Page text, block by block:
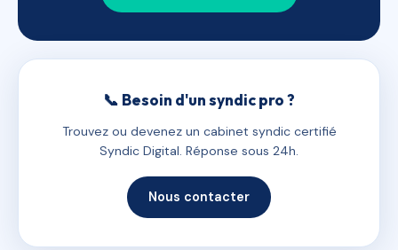
📞 Besoin d'un syndic pro ?
Trouvez ou devenez un cabinet syndic certifié
Syndic Digital. Réponse sous 24h.
Nous contacter